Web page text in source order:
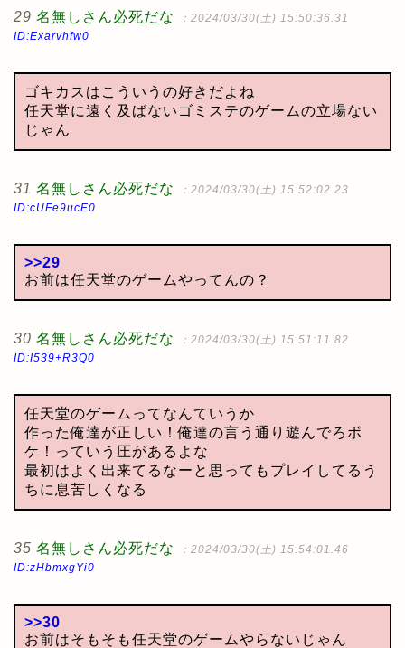
29 名無しさん必死だな
：2024/03/30(土) 15:50:36.31
ID:Exarvhfw0
ゴキカスはこういうの好きだよね
任天堂に遠く及ばないゴミステのゲームの立場ない
じゃん
31 名無しさん必死だな
：2024/03/30(土) 15:52:02.23
ID:cUFe9ucE0
>>29
お前は任天堂のゲームやってんの？
30 名無しさん必死だな
：2024/03/30(土) 15:51:11.82
ID:I539+R3Q0
任天堂のゲームってなんていうか
作った俺達が正しい！俺達の言う通り遊んでろボ
ケ！っていう圧があるよな
最初はよく出来てるなーと思ってもプレイしてるう
ちに息苦しくなる
35 名無しさん必死だな
：2024/03/30(土) 15:54:01.46
ID:zHbmxgYi0
>>30
お前はそもそも任天堂のゲームやらないじゃん